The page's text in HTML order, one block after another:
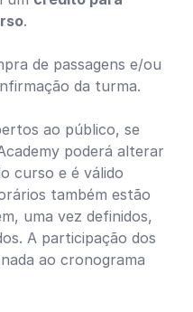
.
de passagens e/ou
da turma.
ao público, se
poderá alterar
curso e é válido
também estão
uma vez definidos,
A participação dos
ao cronograma